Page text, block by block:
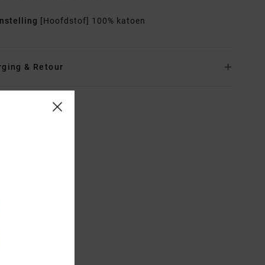
[Hoofdstof] 100% katoen
& Retour